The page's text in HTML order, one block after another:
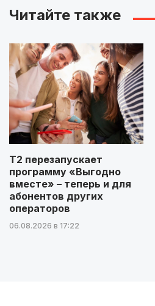
Читайте также
Т2 перезапускает
программу «Выгодно
вместе» – теперь и для
абонентов других
операторов
06.08.2026 в 17:22